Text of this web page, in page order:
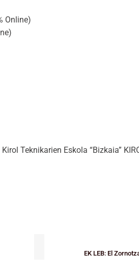
Online)
Teknikarien Eskola “Bizkaia”
EK LEB: El